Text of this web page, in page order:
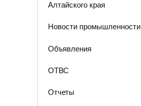
Алтайского края
Новости промышленности
Объявления
ОТВС
Отчеты